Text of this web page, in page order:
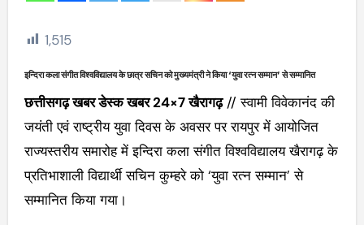
1,515
इन्दिरा कला संगीत विश्वविद्यालय के छात्र सचिन को मुख्यमंत्री ने किया ‘युवा रत्न सम्मान’ से सम्मानित
छत्तीसगढ़ खबर डेस्क खबर 24×7 खैरागढ़// स्वामी विवेकानंद की
जयंती एवं राष्ट्रीय युवा दिवस के अवसर पर रायपुर में आयोजित
राज्यस्तरीय समारोह में इन्दिरा कला संगीत विश्वविद्यालय खैरागढ़ के
प्रतिभाशाली विद्यार्थी सचिन कुम्हरे को ‘युवा रत्न सम्मान’ से
सम्मानित किया गया।